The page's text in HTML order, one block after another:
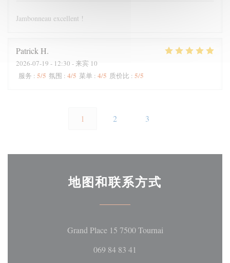
Jambonneau excellent !
Patrick H
2026-07-19 - 12:30 - 来宾 10
服务 : 5/5 氛围 : 4/5 菜单 : 4/5 质价比 : 5/5
1 2 3
地图和联系方式
Grand Place 15 7500 Tournai((在新窗口中打开))
069 84 83 41